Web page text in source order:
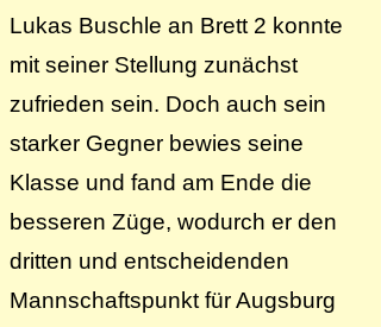
Lukas Buschle an Brett 2 konnte
mit seiner Stellung zunächst
zufrieden sein. Doch auch sein
starker Gegner bewies seine
Klasse und fand am Ende die
besseren Züge, wodurch er den
dritten und entscheidenden
Mannschaftspunkt für Augsburg